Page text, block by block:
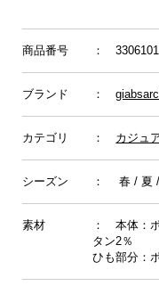
商品番号 ：
ブランド ：
カテゴリ ： カジュ
シーズン ： 春 / 夏
素材
： 本体：
タン2％
ひも部分：